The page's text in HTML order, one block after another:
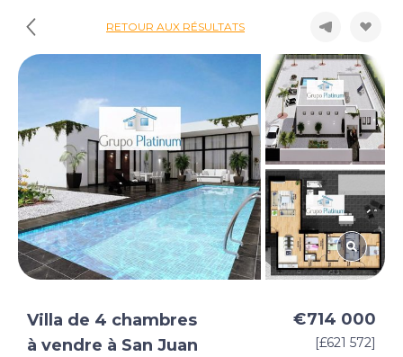
RETOUR AUX RÉSULTATS
Villa de 4 chambres
à vendre à San Juan
€714 000
[£621 572]